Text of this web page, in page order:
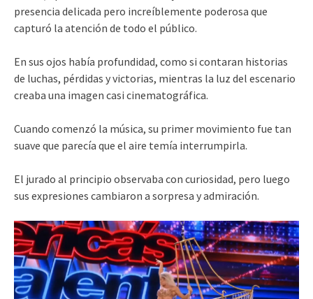
presencia delicada pero increíblemente poderosa que
capturó la atención de todo el público.
En sus ojos había profundidad, como si contaran historias
de luchas, pérdidas y victorias, mientras la luz del escenario
creaba una imagen casi cinematográfica.
Cuando comenzó la música, su primer movimiento fue tan
suave que parecía que el aire temía interrumpirla.
El jurado al principio observaba con curiosidad, pero luego
sus expresiones cambiaron a sorpresa y admiración.